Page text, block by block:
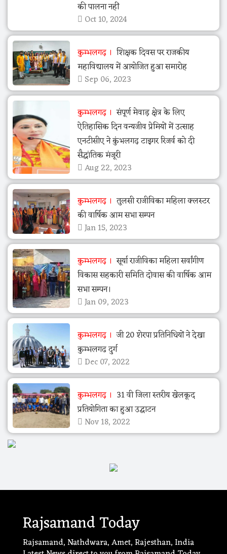
की पालना नहीं
Oct 10, 2024
कुम्भलगढ़
शिक्षक दिवस पर राजकीय
महाविद्यालय में आयोजित हुआ समारोह
Sep 06, 2023
कुम्भलगढ़
संपूर्ण मेवाड़ क्षेत्र के लिए
ऐतिहासिक दिन वन्यजीव प्रेमियों में उत्साह
एनटीसीए ने कुंभलगढ़ टाइगर रिजर्व को दी
सैद्धांतिक मंजूरी
Aug 22, 2023
कुम्भलगढ़
तुलसी राजीविका महिला क्लस्टर
की वार्षिक आम सभा सम्पन
Jan 15, 2023
कुम्भलगढ़
सूर्या राजीविका महिला सर्वांगीण
विकास सहकारी समिति दोवास की वार्षिक आम
सभा सम्पन।
Jan 09, 2023
कुम्भलगढ़
जी 20 शेरपा प्रतिनिधियों ने देखा
कुम्भलगढ दुर्ग
Dec 07, 2022
कुम्भलगढ़
31 वी जिला स्तरीय खेलकूद
प्रतियोगिता का हुआ उद्घाटन
Nov 18, 2022
Rajsamand Today
Rajsamand, Nathdwara, Amet, Rajesthan, India